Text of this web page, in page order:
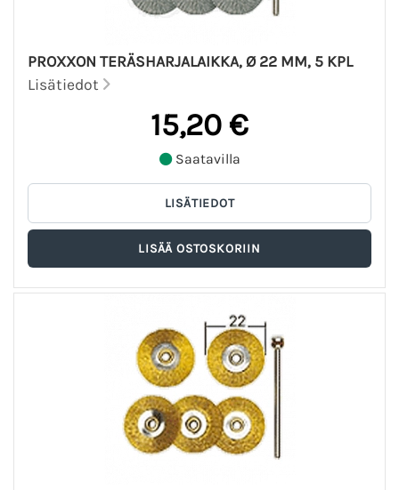
PROXXON TERÄSHARJALAIKKA, Ø 22 MM, 5 KPL
Lisätiedot
15,20 €
Saatavilla